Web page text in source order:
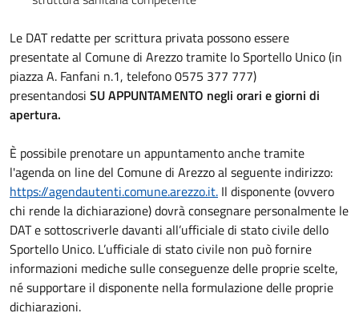
Le DAT redatte per scrittura privata possono essere
presentate al Comune di Arezzo tramite lo Sportello Unico (in
piazza A. Fanfani n.1, telefono 0575 377 777)
presentandosi SU APPUNTAMENTO negli orari e giorni di
apertura.
È possibile prenotare un appuntamento anche tramite
l'agenda on line del Comune di Arezzo al seguente indirizzo:
https://agendautenti.comune.arezzo.it. Il disponente (ovvero
chi rende la dichiarazione) dovrà consegnare personalmente le
DAT e sottoscriverle davanti all’ufficiale di stato civile dello
Sportello Unico. L’ufficiale di stato civile non può fornire
informazioni mediche sulle conseguenze delle proprie scelte,
né supportare il disponente nella formulazione delle proprie
dichiarazioni.